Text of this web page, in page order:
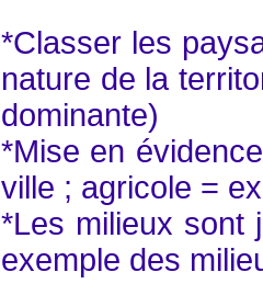
*Classer les
nature de la
dominante)
*Mise en
ville ; agricole =
*Les milieux sont
exemple des